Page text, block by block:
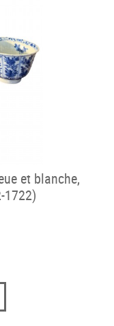
et blanche,
1722)